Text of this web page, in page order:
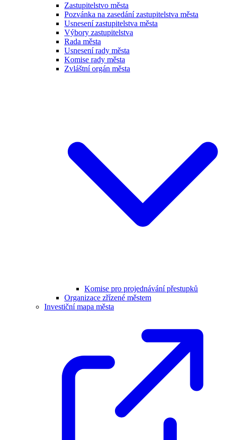
Zastupitelstvo města
Pozvánka na zasedání zastupitelstva města
Usnesení zastupitelstva města
Výbory zastupitelstva
Rada města
Usnesení rady města
Komise rady města
Zvláštní orgán města
Komise pro projednávání přestupků
Organizace zřízené městem
Investiční mapa města